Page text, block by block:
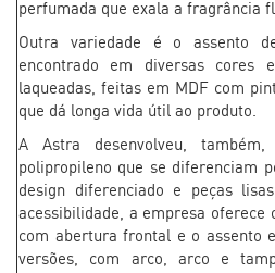
perfumada que exala a fragrância
Outra variedade é o assento
encontrado em diversas cores
laqueadas, feitas em MDF com
que dá longa vida útil ao produto.
A Astra desenvolveu,
polipropileno que se diferenciam
design diferenciado e peças
acessibilidade, a empresa oferece
com abertura frontal e o assento
versões, com arco, arco e